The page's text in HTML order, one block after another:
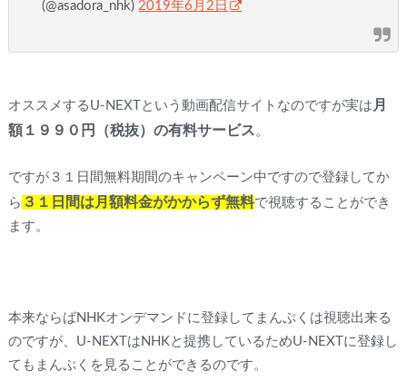
(@asadora_nhk)2019年6月2日
オススメするU-NEXTという動画配信サイトなのですが実は 月
額１９９０円（税抜）の有料サービス。
ですが３１日間無料期間のキャンペーン中ですので登録してか
ら ３１日間は月額料金がかからず無料で視聴することができ
ます。
本来ならばNHKオンデマンドに登録してまんぷくは視聴出来る
のですが、U-NEXTはNHKと提携しているためU-NEXTに登録し
てもまんぷくを見ることができるのです。